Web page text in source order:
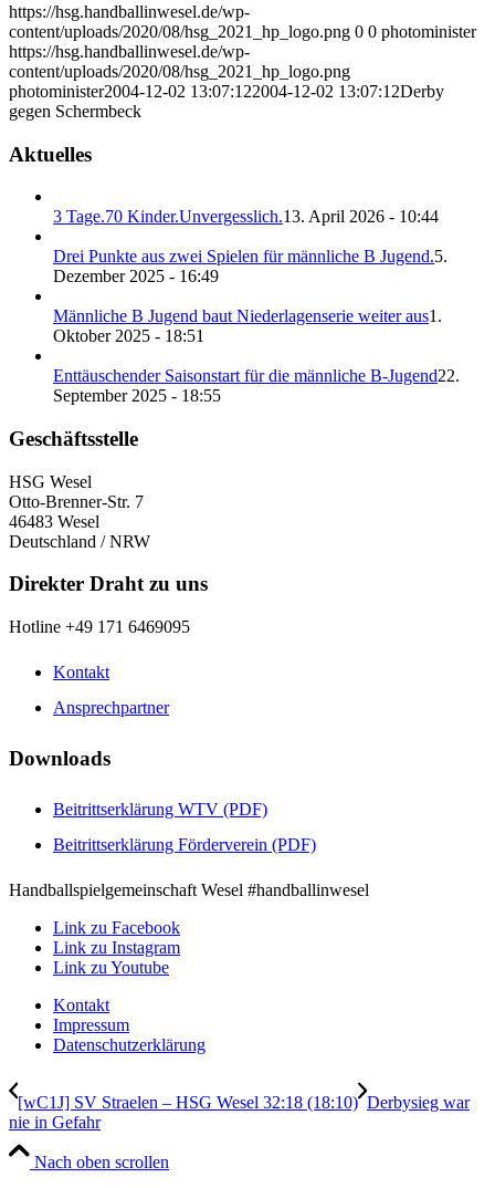
https://hsg.handballinwesel.de/wp-
content/uploads/2020/08/hsg_2021_hp_logo.png 0 0 photominister
https://hsg.handballinwesel.de/wp-
content/uploads/2020/08/hsg_2021_hp_logo.png
photominister2004-12-02 13:07:122004-12-02 13:07:12Derby
gegen Schermbeck
Aktuelles
3 Tage.70 Kinder.Unvergesslich.13. April 2026 - 10:44
Drei Punkte aus zwei Spielen für männliche B Jugend.5.
Dezember 2025 - 16:49
Männliche B Jugend baut Niederlagenserie weiter aus1.
Oktober 2025 - 18:51
Enttäuschender Saisonstart für die männliche B-Jugend22.
September 2025 - 18:55
Geschäftsstelle
HSG Wesel
Otto-Brenner-Str. 7
46483 Wesel
Deutschland / NRW
Direkter Draht zu uns
Hotline +49 171 6469095
Kontakt
Ansprechpartner
Downloads
Beitrittserklärung WTV (PDF)
Beitrittserklärung Förderverein (PDF)
Handballspielgemeinschaft Wesel #handballinwesel
Link zu Facebook
Link zu Instagram
Link zu Youtube
Kontakt
Impressum
Datenschutzerklärung
[wC1J] SV Straelen – HSG Wesel 32:18 (18:10) Derbysieg war
nie in Gefahr
Nach oben scrollen